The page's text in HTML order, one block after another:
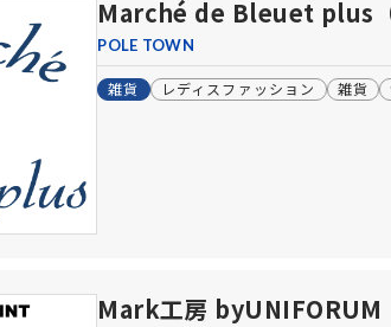
Marché de Bleuet plus（
POLE TOWN
雑貨 レディスファッション 雑貨
Mark工房 byUNIFORUM